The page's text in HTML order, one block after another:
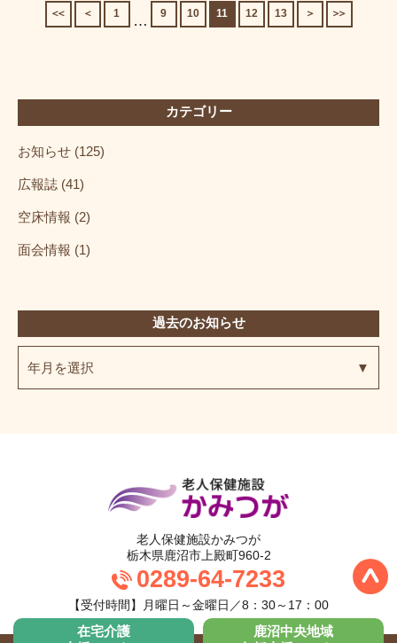
在宅介護
鹿沼中央地域
1 … 9 10 11 12 13
カテゴリー
お知らせ (125)
広報誌 (41)
空床情報 (2)
面会情報 (1)
過去のお知らせ
年月を選択
老人保健施設かみつが
栃木県鹿沼市上殿町960-2
0289-64-7233
【受付時間】月曜日～金曜日／8：30～17：00